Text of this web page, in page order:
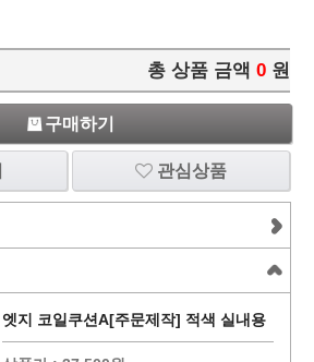
총 상품 금액 0 원
구매하기
관심상품
엣지 코일쿠션A[주문제작] 적색 실내용